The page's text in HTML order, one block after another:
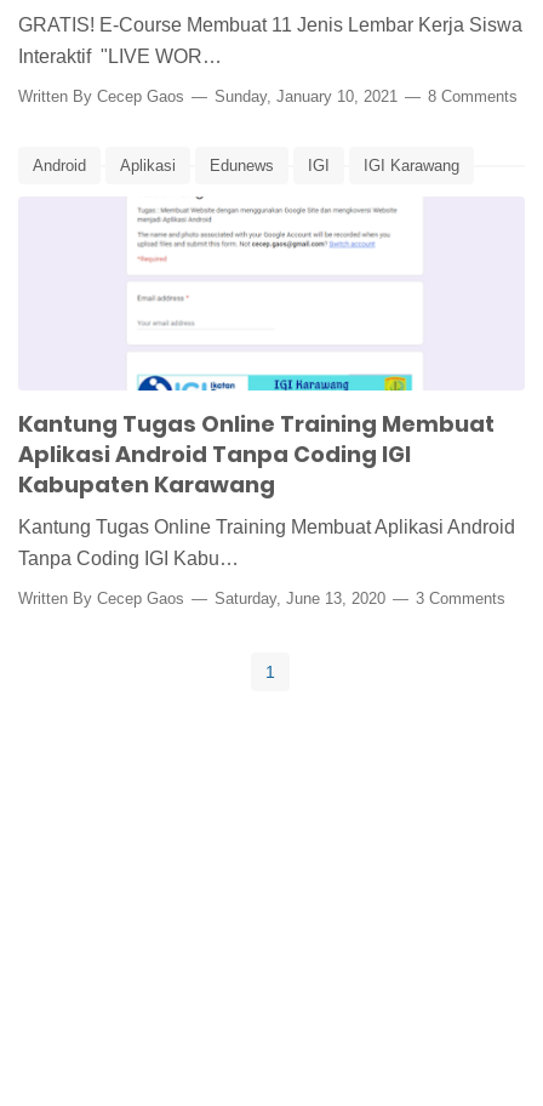
GRATIS! E-Course Membuat 11 Jenis Lembar Kerja Siswa
Interaktif "LIVE WOR…
Written By Cecep Gaos Sunday, January 10, 2021 8 Comments
Android Aplikasi Edunews IGI IGI Karawang
Ikatan Guru Indonesia Kantung Tugas Online Training
Online Workshop
Kantung Tugas Online Training Membuat
Aplikasi Android Tanpa Coding IGI
Kabupaten Karawang
Kantung Tugas Online Training Membuat Aplikasi Android
Tanpa Coding IGI Kabu…
Written By Cecep Gaos Saturday, June 13, 2020 3 Comments
1